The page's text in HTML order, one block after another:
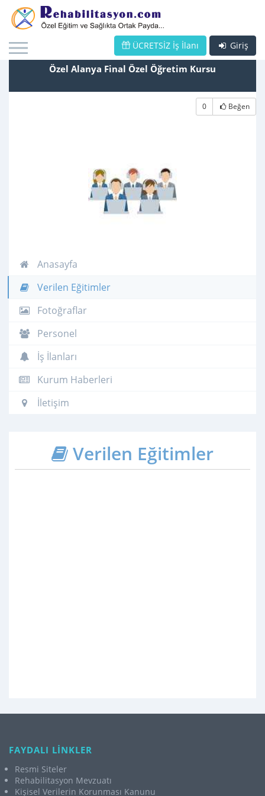
Giriş
ÜCRETSİZ İş İlanı
Özel Alanya Final Özel Öğretim Kursu
0 Beğen
Anasayfa
Verilen Eğitimler
Fotoğraflar
Personel
İş İlanları
Kurum Haberleri
İletişim
Verilen Eğitimler
FAYDALI LİNKLER
Resmi Siteler
Rehabilitasyon Mevzuatı
Kişisel Verilerin Korunması Kanunu